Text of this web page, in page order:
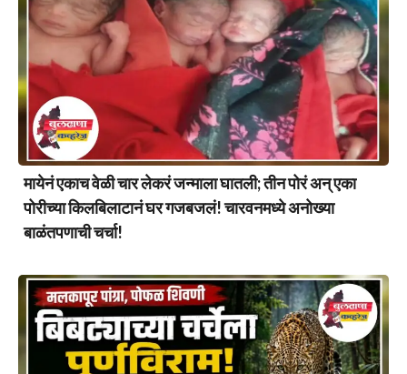
मायेनं एकाच वेळी चार लेकरं जन्माला घातली; तीन पोरं अन् एका
पोरीच्या किलबिलाटानं घर गजबजलं! चारवनमध्ये अनोख्या
बाळंतपणाची चर्चा!